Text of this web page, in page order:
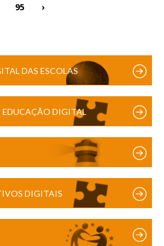
95
›
DAS ESCOLAS
EDUCAÇÃO DIGITAL
DIGITAIS